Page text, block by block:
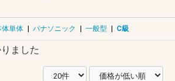
体単体 | パナソニック | 一般型 | C級
ました